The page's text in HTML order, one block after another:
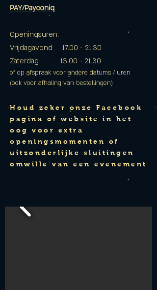
PAY/Payconiq.
Openingsuren:
Vrijdagavond 17.00 - 21.30
Zaterdag 13.00 - 21.30
of op afspraak voor andere datums / uren
(ook voor afhaling van bestellingen)
Houd zeker onze Facebook
pagina of website in het
oog voor extra
openingsmomenten of
uitzonderlijke sluitingen
omwille van een evenement